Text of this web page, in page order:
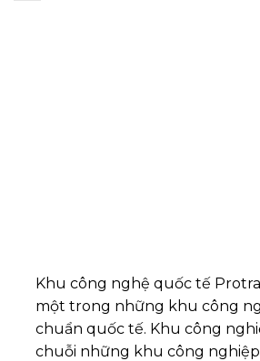
Khu công nghệ quốc tế
một trong những khu công
chuẩn quốc tế. Khu công
chuỗi những khu công